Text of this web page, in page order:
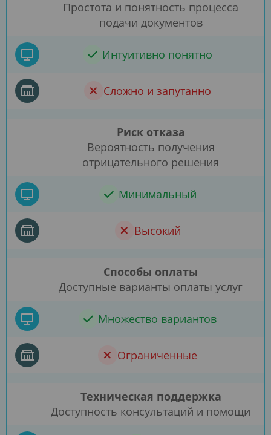
Простота и понятность процесса
подачи документов
Интуитивно понятно
Сложно и запутанно
Риск отказа
Вероятность получения
отрицательного решения
Минимальный
Высокий
Способы оплаты
Доступные варианты оплаты услуг
Множество вариантов
Ограниченные
Техническая поддержка
Доступность консультаций и помощи